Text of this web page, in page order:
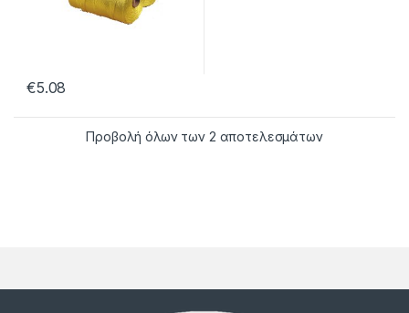
€5.08
Προβολή όλων των 2 αποτελεσμάτων